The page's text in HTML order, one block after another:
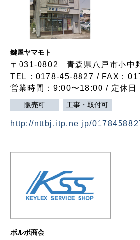
鍵屋ヤマモト
〒031-0802 青森県八戸市小中
TEL：0178-45-8827 / FAX：
営業時間：9:00〜18:00 / 定休日
販売可 工事・取付可
http://nttbj.itp.ne.jp/
ボルボ商会